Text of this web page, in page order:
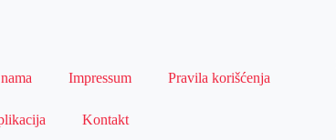
Impressum Pravila korišćenja
Kontakt